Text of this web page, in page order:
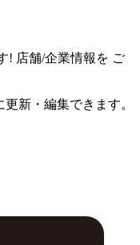
! 店舗/企業情報を ご
新・編集できます。